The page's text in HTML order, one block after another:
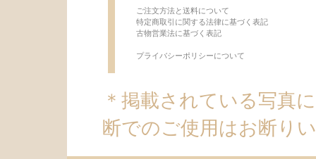
ご注文方法と送料について
特定商取引に関する法律に基づく表記
古物営業法に基づく表記
プライバシーポリシーについて
＊掲載されている写真
断でのご使用はお断り